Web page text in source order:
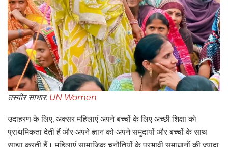
तस्वीर साभार: UN Women
उदाहरण के लिए, अक्सर महिलाएं अपने बच्चों के लिए अच्छी शिक्षा को
प्राथमिकता देती हैं और अपने ज्ञान को अपने समुदायों और बच्चों के साथ